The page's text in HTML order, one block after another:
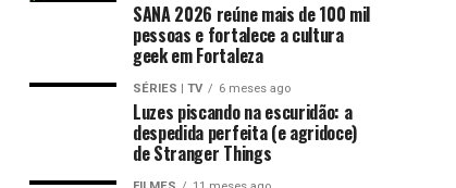
SANA 2026 reúne mais de 100 mil
pessoas e fortalece a cultura
geek em Fortaleza
SÉRIES | TV 6 meses ago
Luzes piscando na escuridão: a
despedida perfeita (e agridoce)
de Stranger Things